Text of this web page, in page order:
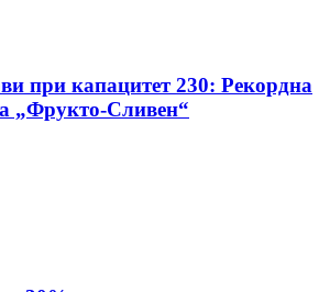
при капацитет 230: Рекордна
„Фрукто-Сливен“